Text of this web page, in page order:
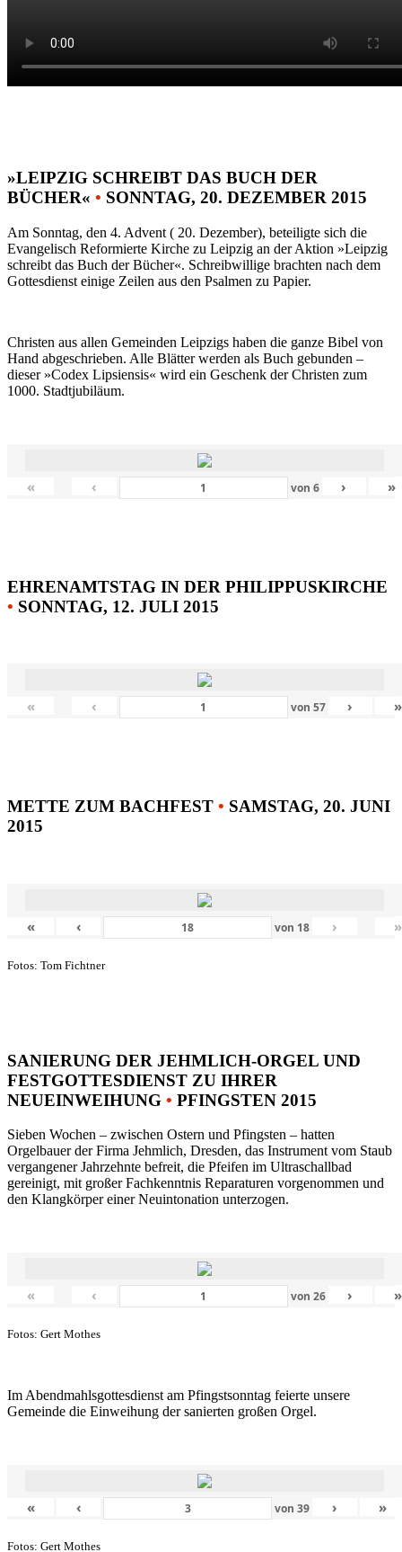
»LEIPZIG SCHREIBT DAS BUCH DER
BÜCHER« • SONNTAG, 20. DEZEMBER 2015
Am Sonntag, den 4. Advent ( 20. Dezember), beteiligte sich die
Evangelisch Reformierte Kirche zu Leipzig an der Aktion »Leipzig
schreibt das Buch der Bücher«. Schreibwillige brachten nach dem
Gottesdienst einige Zeilen aus den Psalmen zu Papier.
Christen aus allen Gemeinden Leipzigs haben die ganze Bibel von
Hand abgeschrieben. Alle Blätter werden als Buch gebunden –
dieser »Codex Lipsiensis« wird ein Geschenk der Christen zum
1000. Stadtjubiläum.
« ‹ von 6 › »
EHRENAMTSTAG IN DER PHILIPPUSKIRCHE
• SONNTAG, 12. JULI 2015
« ‹ von 57 › »
METTE ZUM BACHFEST • SAMSTAG, 20. JUNI
2015
« ‹ von 18 › »
Fotos: Tom Fichtner
SANIERUNG DER JEHMLICH-ORGEL UND
FESTGOTTESDIENST ZU IHRER
NEUEINWEIHUNG • PFINGSTEN 2015
Sieben Wochen – zwischen Ostern und Pfingsten – hatten
Orgelbauer der Firma Jehmlich, Dresden, das Instrument vom Staub
vergangener Jahrzehnte befreit, die Pfeifen im Ultraschallbad
gereinigt, mit großer Fachkenntnis Reparaturen vorgenommen und
den Klangkörper einer Neuintonation unterzogen.
« ‹ von 26 › »
Fotos: Gert Mothes
Im Abendmahlsgottesdienst am Pfingstsonntag feierte unsere
Gemeinde die Einweihung der sanierten großen Orgel.
« ‹ von39 › »
Fotos: Gert Mothes